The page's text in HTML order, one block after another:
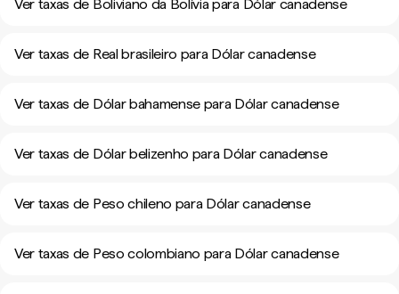
Ver taxas de Boliviano da Bolívia para Dólar canadense
Ver taxas de Real brasileiro para Dólar canadense
Ver taxas de Dólar bahamense para Dólar canadense
Ver taxas de Dólar belizenho para Dólar canadense
Ver taxas de Peso chileno para Dólar canadense
Ver taxas de Peso colombiano para Dólar canadense